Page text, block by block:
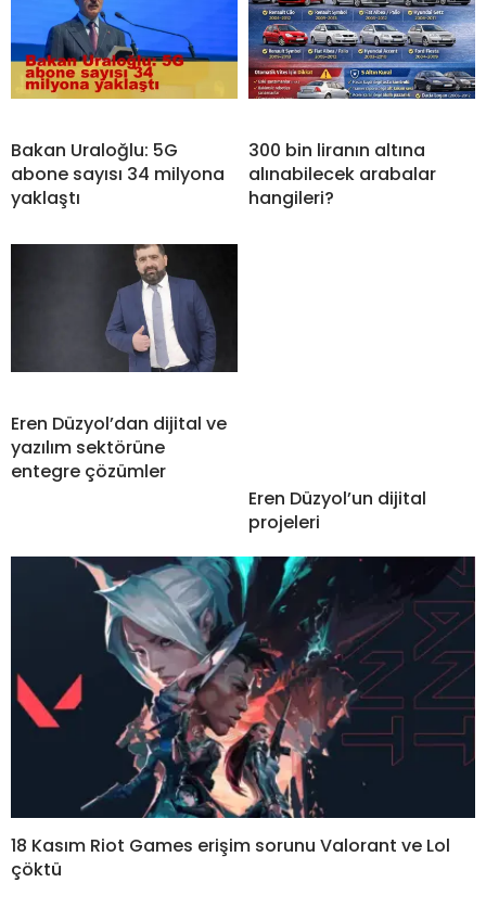
Bakan Uraloğlu: 5G
abone sayısı 34 milyona
yaklaştı
300 bin liranın altına
alınabilecek arabalar
hangileri?
Eren Düzyol’dan dijital ve
yazılım sektörüne
entegre çözümler
Eren Düzyol’un dijital
projeleri
18 Kasım Riot Games erişim sorunu Valorant ve Lol
çöktü